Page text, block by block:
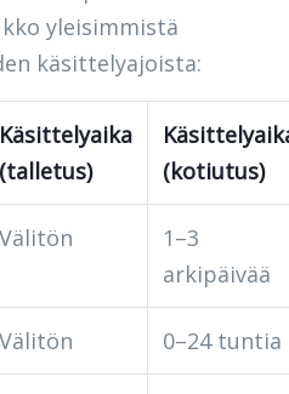
yleisimmistä
käsittelyajoista:
Käsittelyaika
(talletus)
(kotiutus)
Välitön
1–3
arkipäivää
Välitön 0–24 tuntia